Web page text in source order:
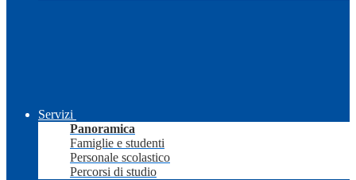
Servizi
Panoramica
Famiglie e studenti
Personale scolastico
Percorsi di studio